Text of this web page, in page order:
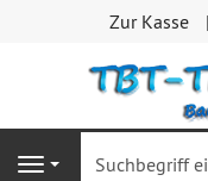
Zur Kasse
Navigation